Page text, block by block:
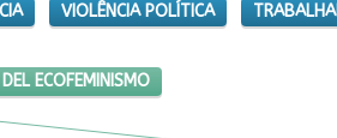
VIOLÊNCIA POLÍTICA
RADICALIDAD DEL ECOFEMINISMO
ECOFEMINISMO